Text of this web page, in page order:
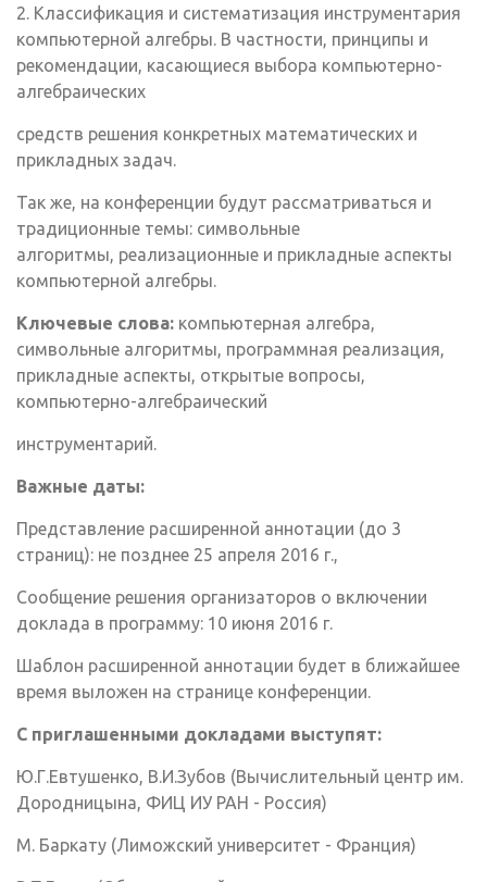
2. Классификация и систематизация инструментария
компьютерной алгебры. В частности, принципы и
рекомендации, касающиеся выбора компьютерно-
алгебраических
средств решения конкретных математических и
прикладных задач.
Так же, на конференции будут рассматриваться и
традиционные темы: символьные
алгоритмы, реализационные и прикладные аспекты
компьютерной алгебры.
Ключевые слова: компьютерная алгебра,
символьные алгоритмы, программная реализация,
прикладные аспекты, открытые вопросы,
компьютерно-алгебраический
инструментарий.
Важные даты:
Представление расширенной аннотации (до 3
страниц): не позднее 25 апреля 2016 г.,
Сообщение решения организаторов о включении
доклада в программу: 10 июня 2016 г.
Шаблон расширенной аннотации будет в ближайшее
время выложен на странице конференции.
С приглашенными докладами выступят:
Ю.Г.Евтушенко, В.И.Зубов (Вычислительный центр им.
Дородницына, ФИЦ ИУ РАН - Россия)
М. Баркату (Лиможский университет - Франция)